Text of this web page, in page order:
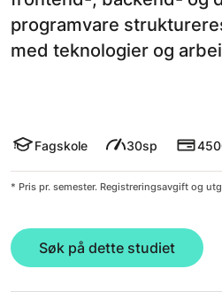
programvare
med teknologier og
Fagskole 30sp
* Pris pr. semester. Registreringsavgift og
Søk på dette studiet